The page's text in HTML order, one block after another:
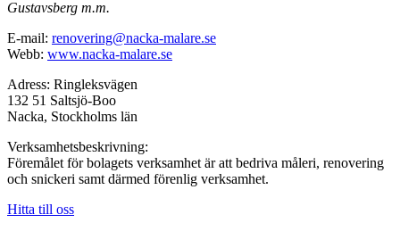
Gustavsberg m.m.
E-mail: renovering@nacka-malare.se
Webb: www.nacka-malare.se
Adress: Ringleksvägen
132 51 Saltsjö-Boo
Nacka, Stockholms län
Verksamhetsbeskrivning:
Föremålet för bolagets verksamhet är att bedriva måleri, renovering
och snickeri samt därmed förenlig verksamhet.
Hitta till oss